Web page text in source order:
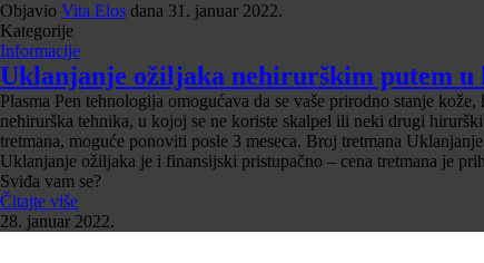
Objavio Vita Elos dana 31. januar 2022.
Kategorije
Informacije
Uklanjanje ožiljaka nehirurškim putem u
Plasma Pen tehnologija omogućava da se vaše prirodno stanje
nehirurška tehnika, u kojoj se ne koriste skalpel ili neki drugi
tretmana, moguće ponoviti posle 3 meseca. Broj tretmana
Uklanjanje ožiljaka je i finansijski pristupačno – cena tretmana je
Sviđa vam se?
Čitajte više
28. januar 2022.